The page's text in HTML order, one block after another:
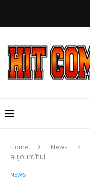
Home News
aujourd’hui
NEWS